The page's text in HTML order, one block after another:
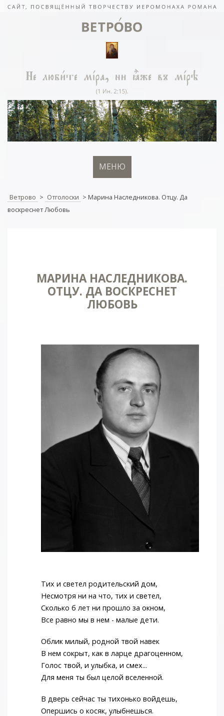
МЕНЮ
Ветрово > Отголоски > Марина Наследникова. Отцу. Да
воскреснет Любовь
МАРИНА НАСЛЕДНИКОВА.
ОТЦУ. ДА ВОСКРЕСНЕТ
ЛЮБОВЬ
Тих и светел родительский дом,
Несмотря ни на что, тих и светел,
Сколько б лет ни прошло за окном,
Все равно мы в нем - малые дети.
Облик милый, родной твой навек
В нем сокрыт, как в ларце драгоценном,
Голос твой, и улыбка, и смех...
Для меня ты был целой вселенной.
В дверь сейчас ты тихонько войдешь,
Опершись о косяк, улыбнешься.